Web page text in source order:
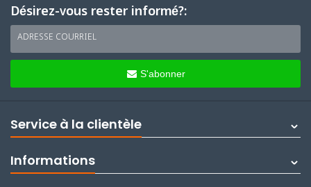
Désirez-vous rester informé?:
ADRESSE COURRIEL
S'abonner
Service à la clientèle
Informations